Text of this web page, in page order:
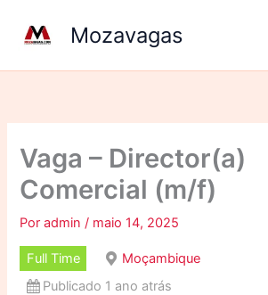
conteúdo
Mozavagas
Vaga – Director(a)
Comercial (m/f)
Poradmin/ maio 14, 2025
Full Time
Moçambique
Publicado 1 ano atrás